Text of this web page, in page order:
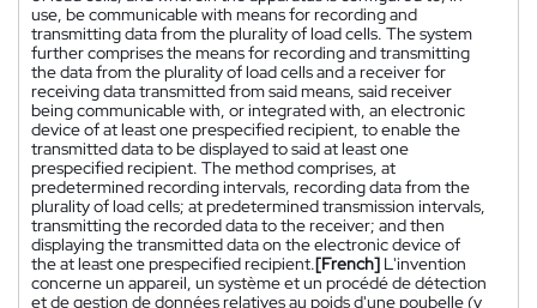
use, be communicable with means for recording and
transmitting data from the plurality of load cells. The system
further comprises the means for recording and transmitting
the data from the plurality of load cells and a receiver for
receiving data transmitted from said means, said receiver
being communicable with, or integrated with, an electronic
device of at least one prespecified recipient, to enable the
transmitted data to be displayed to said at least one
prespecified recipient. The method comprises, at
predetermined recording intervals, recording data from the
plurality of load cells; at predetermined transmission intervals,
transmitting the recorded data to the receiver; and then
displaying the transmitted data on the electronic device of
the at least one prespecified recipient.[French] L'invention
concerne un appareil, un système et un procédé de détection
et de gestion de données relatives au poids d'une poubelle (y